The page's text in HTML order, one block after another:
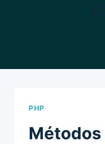
PHP